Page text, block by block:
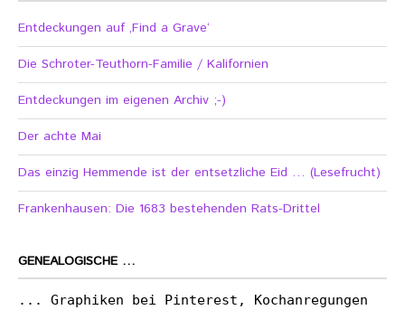
Entdeckungen auf ‚Find a Grave‘
Die Schroter-Teuthorn-Familie / Kalifornien
Entdeckungen im eigenen Archiv ;-)
Der achte Mai
Das einzig Hemmende ist der entsetzliche Eid … (Lesefrucht)
Frankenhausen: Die 1683 bestehenden Rats-Drittel
GENEALOGISCHE …
... Graphiken bei Pinterest, Kochanregungen